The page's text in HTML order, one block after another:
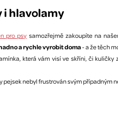
i hlavolamy
pro psy samozřejmě zakoupíte na
a rychle vyrobit doma- a že těch
která vám visí ve skříni, či
pejsek nebyl frustrován svým případným